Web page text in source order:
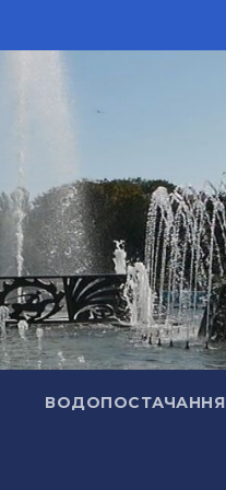
ВОДОПОСТАЧАННЯ